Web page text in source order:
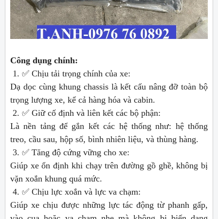
Công dụng chính:
1. ✅ Chịu tải trọng chính của xe:
Dạ dọc cùng khung chassis là kết cấu nâng đỡ toàn bộ
trọng lượng xe, kể cả hàng hóa và cabin.
2. ✅ Giữ cố định và liên kết các bộ phận:
Là nền tảng để gắn kết các hệ thống như: hệ thống
treo, cầu sau, hộp số, bình nhiên liệu, và thùng hàng.
3. ✅ Tăng độ cứng vững cho xe:
Giúp xe ổn định khi chạy trên đường gồ ghề, không bị
vặn xoắn khung quá mức.
4. ✅ Chịu lực xoắn và lực va chạm:
Giúp xe chịu được những lực tác động từ phanh gấp,